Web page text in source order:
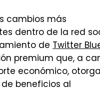
cambios más
dentro de la red
de Twitter
premium que, a
económico, otorga
beneficios al